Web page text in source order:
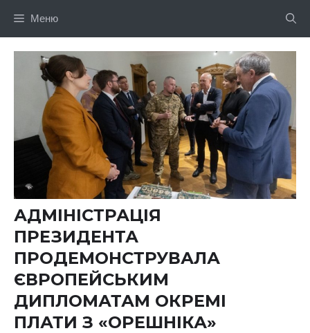
Меню
АДМІНІСТРАЦІЯ
ПРЕЗИДЕНТА
ПРОДЕМОНСТРУВАЛА
ЄВРОПЕЙСЬКИМ
ДИПЛОМАТАМ ОКРЕМІ
ПЛАТИ З «ОРЕШНІКА»